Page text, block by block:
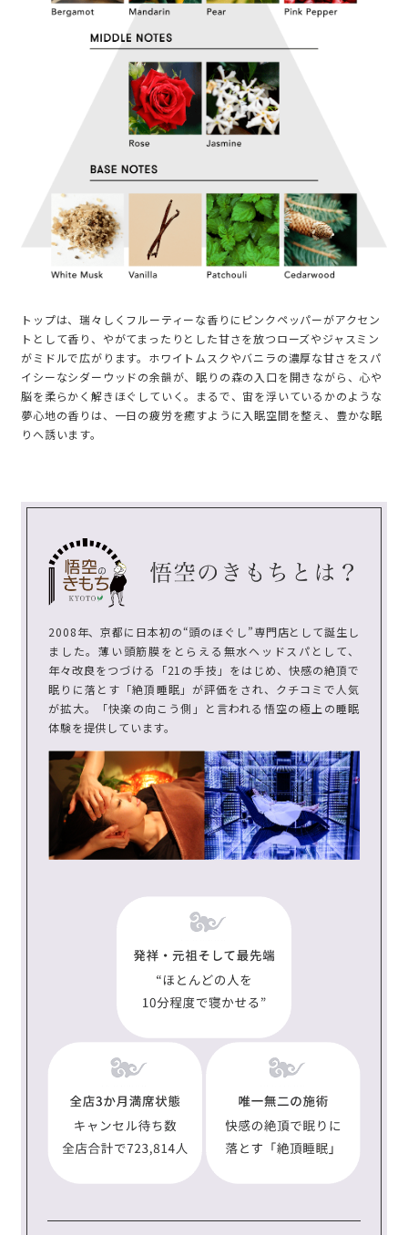
トップは、瑞々しくフルーティーな香りにピンクペッパーがアクセン
トとして香り、やがてまったりとした甘さを放つローズやジャスミン
がミドルで広がります。ホワイトムスクやバニラの濃厚な甘さをスパ
イシーなシダーウッドの余韻が、眠りの森の入口を開きながら、心や
脳を柔らかく解きほぐしていく。まるで、宙を浮いているかのような
夢心地の香りは、一日の疲労を癒すように入眠空間を整え、豊かな眠
りへ誘います。
2008年、京都に日本初の“頭のほぐし”専門店として誕生し
ました。薄い頭筋膜をとらえる無水ヘッドスパとして、
年々改良をつづける「21の手技」をはじめ、快感の絶頂で
眠りに落とす「絶頂睡眠」が評価をされ、クチコミで人気
が拡大。「快楽の向こう側」と言われる悟空の極上の睡眠
体験を提供しています。